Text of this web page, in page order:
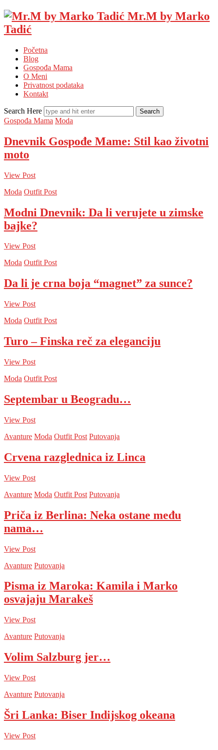
Mr.M by Marko
Tadić
Početna
Blog
Gospođa Mama
O Meni
Privatnost podataka
Kontakt
Search Here
Gospođa Mama Moda
Dnevnik Gospođe Mame: Stil kao životni
moto
View Post
Moda Outfit Post
Modni Dnevnik: Da li verujete u zimske
bajke?
View Post
Moda Outfit Post
Da li je crna boja “magnet” za sunce?
View Post
Moda Outfit Post
Turo – Finska reč za eleganciju
View Post
Moda Outfit Post
Septembar u Beogradu…
View Post
Avanture Moda Outfit Post Putovanja
Crvena razglednica iz Linca
View Post
Avanture Moda Outfit Post Putovanja
Priča iz Berlina: Neka ostane među
nama…
View Post
Avanture Putovanja
Pisma iz Maroka: Kamila i Marko
osvajaju Marakeš
View Post
Avanture Putovanja
Volim Salzburg jer…
View Post
Avanture Putovanja
Šri Lanka: Biser Indijskog okeana
View Post